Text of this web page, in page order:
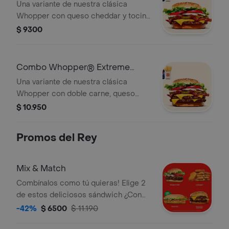
una lata d
Una variante de nuestra clásica
Whopper con queso cheddar y tocino
que lleva al placer. ¡Tu combo incluye
$ 9300
Combo Whopper® Extreme
Doble
Una variante de nuestra clásica
Whopper con doble carne, queso
cheddar y tocino que lleva al placer.
de bebida!
$ 10.950
Promos del Rey
Mix & Match
Combínalos como tú quieras! Elige 2
de estos deliciosos sándwich ¿Con
cuáles te quedas?
-42% $ 6500 $ 11.190